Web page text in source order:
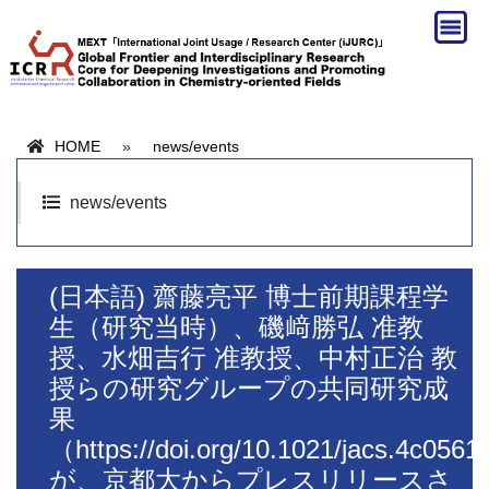
HOME » news/events
news/events
(日本語) 齋藤亮平 博士前期課程学
生（研究当時）、磯﨑勝弘 准教
授、水畑吉行 准教授、中村正治 教
授らの研究グループの共同研究成
果
（https://doi.org/10.1021/
が、京都大からプレスリリースさ